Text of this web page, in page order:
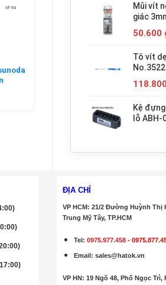
là:
Mũi vít
giác
50.600
Tô vít
118.800
Kệ
lỗ ABH-
ĐỊA CHỈ
VP HCM: 21/2 Đường Huỳnh Thị
Trung Mỹ Tây, TP.HCM
Tel:0975.977.458 -
Email :sales@hatok.vn
VP HN: 19 Ngõ 48, Phố Ngọc